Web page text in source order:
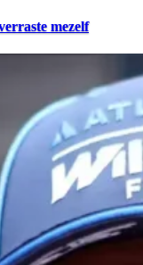
mezelf